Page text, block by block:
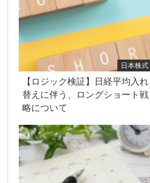
日本株式
【ロジック検証】日経平均入れ
替えに伴う、ロングショート戦
略について